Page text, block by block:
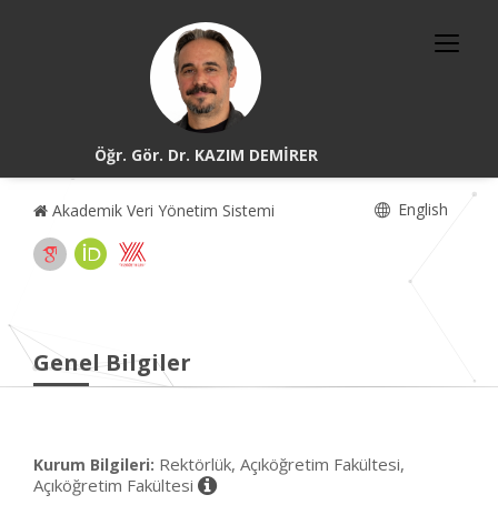
Öğr. Gör. Dr. KAZIM DEMİRER
Akademik Veri Yönetim Sistemi English
Genel Bilgiler
Kurum Bilgileri: Rektörlük, Açıköğretim Fakültesi,
Açıköğretim Fakültesi